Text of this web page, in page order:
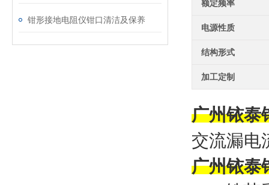
钳形接地电阻仪钳口清洁及保养
额定频率
电源性质
结构形式
加工定制
广州铱泰
交流漏电
广州铱泰